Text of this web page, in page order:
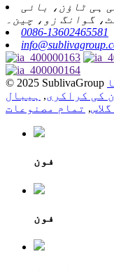
ہی ٹاؤن، بائی
گوانگ زو، چین۔
0086-13602465581
کی کراکری, ہیبال
, تمام مصنوعات
فون
فون